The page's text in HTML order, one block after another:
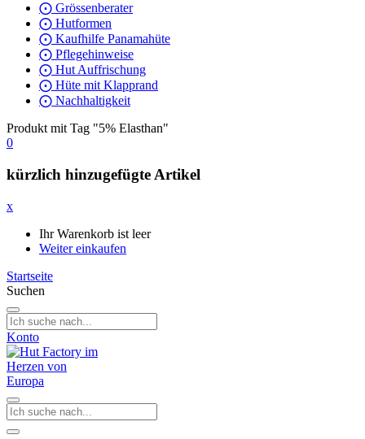
⨀ Grössenberater
⨀ Hutformen
⨀ Kaufhilfe Panamahüte
⨀ Pflegehinweise
⨀ Hut Auffrischung
⨀ Hüte mit Klapprand
⨀ Nachhaltigkeit
Produkt mit Tag "5% Elasthan"
0
kürzlich hinzugefügte Artikel
x
Ihr Warenkorb ist leer
Weiter einkaufen
Startseite
Suchen
Konto